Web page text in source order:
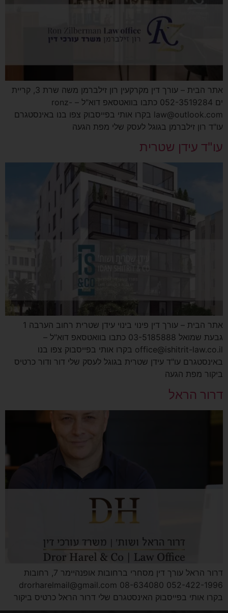
אתר הבית – עורך דין מקרקעין רון זילברמן משה שרת 3, קריית
ים 052-3519284 כתבו בוואטסאפ דוא"ל – ronz-
law@outlook.com בקרו אותי בפייסבוק צפו בנו באינסטגרם
עו"ד רון זילברמן בגוגל לעסק שלי מפת הגעה
עו"ד עידן שטרית
אתר הבית – עורך דין פינוי בינוי עידן שטרית רחוב הערבה 1
גבעת שמואל 03-5185888 כתבו בוואטסאפ דוא"ל –
office@ishitrit-law.co.il בקרו אותי בפייסבוק צפו בנו
באינסטגרם עו"ד עידן שטרית בגוגל לעסק שלי דור ודור כרטיס
ביקור מפת הגעה
דרור הראל
דרור הראל עורך דין מסחרי ברחובות אופנהיימר 7, רחובות
052-422-1996 08-634080 drorharelmail@gmail.com
בקרו אותי בפייסבוק האינסטגרם שלי דרור הראל כרטיס ביקור